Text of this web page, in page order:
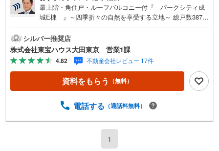
最上階・角住戸・ルーフバルコニー付『 パークシティ成
城E棟 』～四季折々の自然を享受する立地～ 総戸数387戸
望良好 食洗機付きゆとりのシステムキッチン ウッドデッキ
の広々ルーフバルコニー付 床暖房・浴室乾燥機など充実の
設備仕様 宅配BOX有り！留守中でも荷物を受け取れます～
東京、川崎エリアの「住まい」探しに確かな安心と満足を
～東宝ハウス大田東京ならではの高品質なサービスをお届
けします。各種ご相談も承っております。 住宅ローンのご
お問い合わせの際は「Yahoo！不動産を見た」とお伝え下
よりご予約いただくとご見学がスムーズにご案内できま
お手伝いさせていただきます。お会いできる日を心待ちに
シルバー推奨店
株式会社東宝ハウス大田東京 営業1課
4.82 不動産会社レビュー 17件
資料をもらう （無料）
電話する （通話料無料）
1